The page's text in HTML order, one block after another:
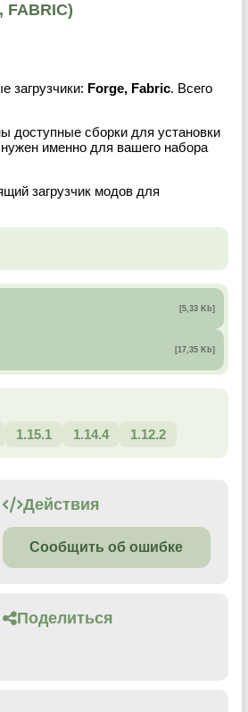
загрузчики: Forge, Fabric. Всего
доступные сборки для установки
именно для вашего набора
загрузчик модов для
[5,33 Kb]
[17,35 Kb]
1.15.1 1.14.4 1.12.2
Действия
Сообщить об ошибке
Поделиться